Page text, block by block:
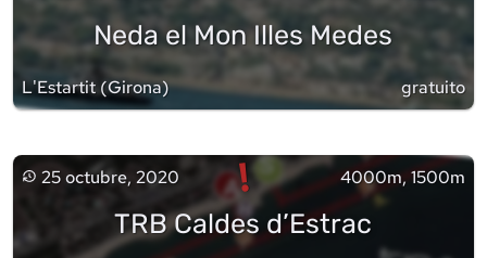
Neda el Mon Illes Medes
L'Estartit (Girona) gratuito
25 octubre, 2020 ! 4000m, 1500m
TRB Caldes d’Estrac